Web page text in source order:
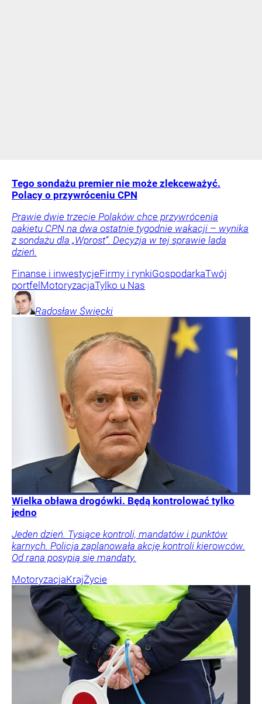
Tego sondażu premier nie może zlekceważyć.
Polacy o przywróceniu CPN
Prawie dwie trzecie Polaków chce przywrócenia
pakietu CPN na dwa ostatnie tygodnie wakacji – wynika
z sondażu dla „Wprost”. Decyzja w tej sprawie lada
dzień.
Finanse i inwestycjeFirmy i rynkiGospodarkaTwój
portfelMotoryzacjaTylko u Nas
Radosław Święcki
Wielka obława drogówki. Będą kontrolować tylko
jedno
Jeden dzień. Tysiące kontroli, mandatów i punktów
karnych. Policja zaplanowała akcję kontroli kierowców.
Od rana posypią się mandaty.
MotoryzacjaKrajŻycie